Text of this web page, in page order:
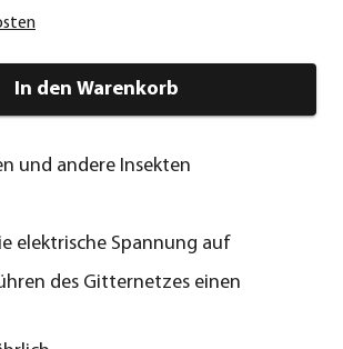
In den Warenkorb
und andere Insekten
elektrische Spannung auf
des Gitternetzes einen